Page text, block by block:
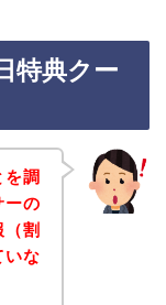
特典クー
調
ーの
割
いな